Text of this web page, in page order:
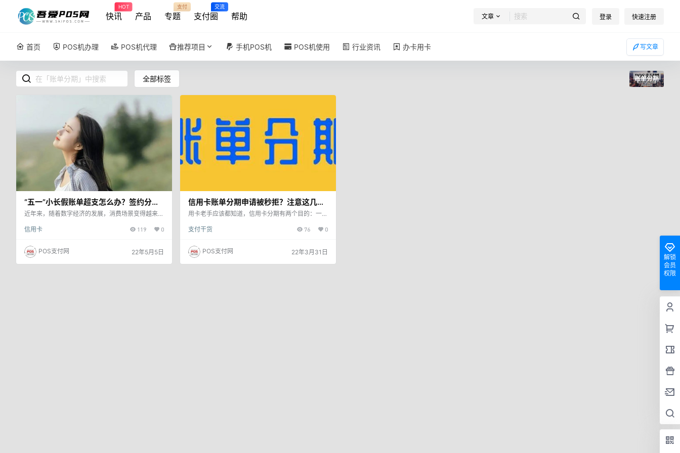
快讯
HOT
产品 专题
支付
支付圈
交流
帮助 文章 登录 快速注册
首页 POS机办理 POS机代理 推荐项目 手机POS机 POS机使用 行业资讯 办卡用卡 写文章
全部标签 账单分期
“五一”小长假账单超支怎么办？签约分期
省心省时又省钱
近年来，随着数字经济的发展，消费场景变得越来越
用消费的接受程度越来越高。特别是五一小长假期
增，在此情况下，使用信用卡消费成为不少人的优先
选择。 随着节后首个账单日的到来，相信部分持卡
人面临着还款困难的问题，在无法一次性还清信用卡
信用卡 119 0
POS支付网 22年5月5日
信用卡账单分期申请被秒拒？注意这几
点！
用卡老手应该都知道，信用卡分期有两个目的：一个
者最低还款；另一个是让银行赚到一定的分期利息，
分期，但有时候需要的时候却被拒绝，这是怎么回事
呢？今天就和大家聊聊这个话题！ 01 申请信用卡分
期的方式 1、电话申请 持卡人致电银行的信用卡客
支付干货 76 0
POS支付网 22年3月31日
解锁
会员
权限